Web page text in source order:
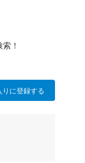
！
りに登録する